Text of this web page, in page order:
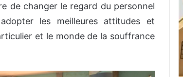
de changer le regard du personnel
les meilleures attitudes et
et le monde de la souffrance